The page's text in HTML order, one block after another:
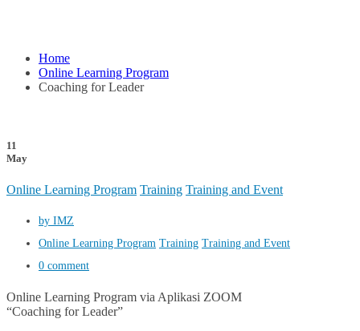
Home
Online Learning Program
Coaching for Leader
11
May
Online Learning Program Training Training and Event
by IMZ
Online Learning Program Training Training and Event
0 comment
Online Learning Program via Aplikasi ZOOM
“Coaching for Leader”